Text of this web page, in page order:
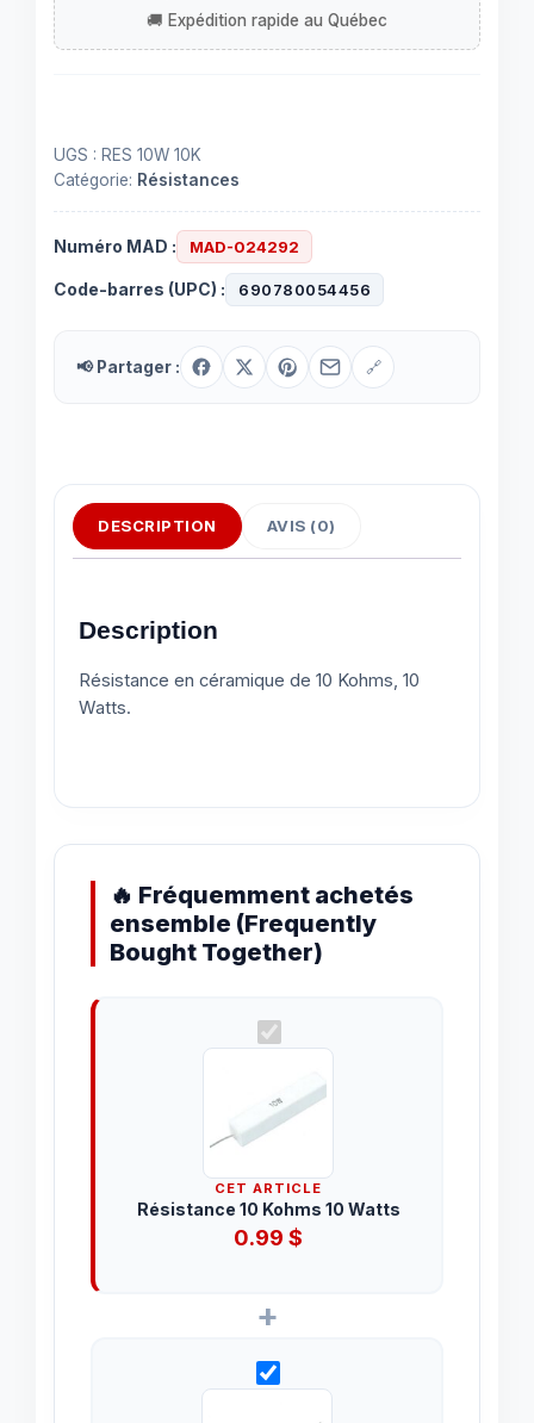
Watts
UGS : RES 10W 10K
Catégorie: Résistances
Numéro MAD : MAD-024292
Code-barres (UPC) : 690780054456
📢 Partager : 🔗
DESCRIPTION AVIS (0)
Description
Résistance en céramique de 10 Kohms, 10
Watts.
🔥 Fréquemment achetés
ensemble (Frequently
Bought Together)
CET ARTICLE
Résistance 10 Kohms 10 Watts
0.99$
+